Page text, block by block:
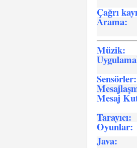
Çağrı
Arama:
Müzik:
Sensörler:
Mesaj
Tarayıcı:
Oyunlar:
Java: